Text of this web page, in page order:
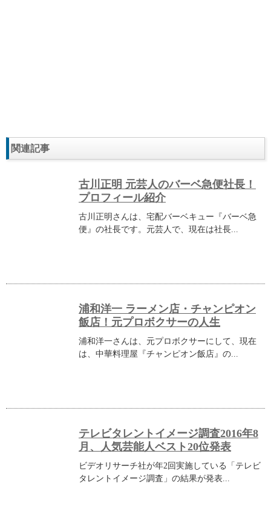
関連記事
古川正明 元芸人のバーベ急便社長！
プロフィール紹介
古川正明さんは、宅配バーベキュー『バーベ急
便』の社長です。元芸人で、現在は社長...
浦和洋一 ラーメン店・チャンピオン
飯店！元プロボクサーの人生
浦和洋一さんは、元プロボクサーにして、現在
は、中華料理屋『チャンピオン飯店』の...
テレビタレントイメージ調査2016年8
月、人気芸能人ベスト20位発表
ビデオリサーチ社が年2回実施している「テレビ
タレントイメージ調査」の結果が発表...